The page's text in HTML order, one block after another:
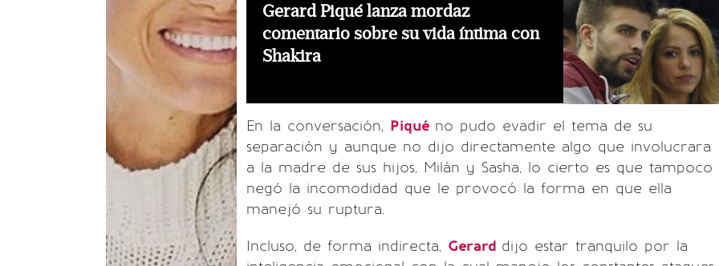
Gerard Piqué lanza mordaz
comentario sobre su vida íntima con
Shakira
En la conversación, Piqué no pudo evadir el tema de su
separación y aunque no dijo directamente algo que involucrara
a la madre de sus hijos, Milán y Sasha, lo cierto es que tampoco
negó la incomodidad que le provocó la forma en que ella
manejó su ruptura.
Incluso, de forma indirecta, Gerard dijo estar tranquilo por la